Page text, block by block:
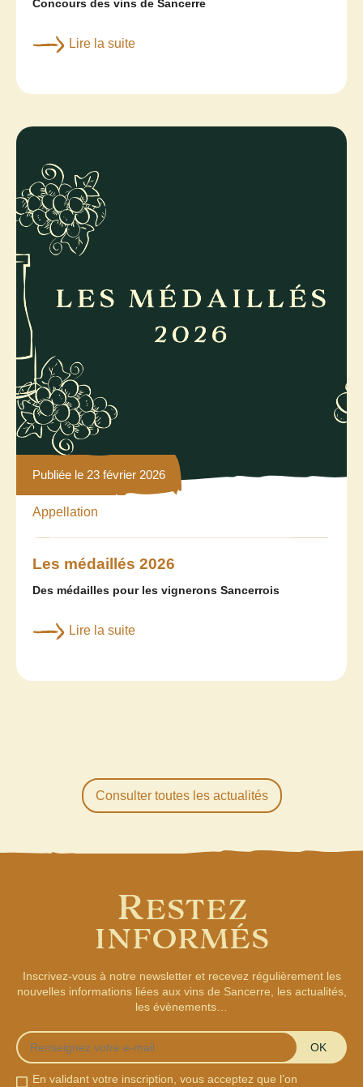
Concours des vins de Sancerre
Lire la suite
Publiée le 23 février 2026
Appellation
Les médaillés 2026
Des médailles pour les vignerons Sancerrois
Lire la suite
Consulter toutes les actualités
RESTEZ
INFORMÉS
Inscrivez-vous à notre newsletter et recevez régulièrement les
nouvelles informations liées aux vins de Sancerre, les actualités,
les évènements…
OK
En validant votre inscription, vous acceptez que l’on